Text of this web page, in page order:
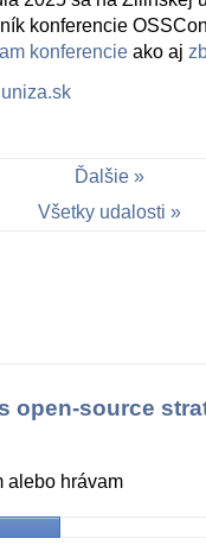
konferencie
konferencie ako aj
Ďalšie
Všetky udalosti
open-source
alebo hrávam